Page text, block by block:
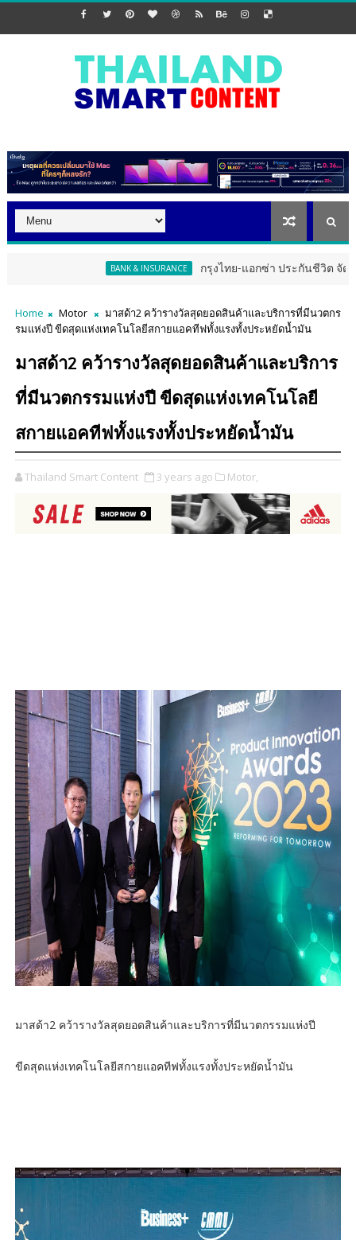
BANK & INSURANCE กรุงไทย-แอกซ่า ประกันชีวิต จัดงาน ERD
Home Motor
มาสด้า2 คว้ารางวัลสุดยอดสินค้าและบริการที่มีนวตกร
รมแห่งปี ขีดสุดแห่งเทคโนโลยีสกายแอคทีฟทั้งแรงทั้งประหยัดน้ำมัน
มาสด้า2 คว้ารางวัลสุดยอดสินค้าและบริการ
ที่มีนวตกรรมแห่งปี ขีดสุดแห่งเทคโนโลยี
สกายแอคทีฟทั้งแรงทั้งประหยัดน้ำมัน
Thailand Smart Content 3 years ago Motor,
มาสด้า2 คว้ารางวัลสุดยอดสินค้าและบริการที่มีนวตกรรมแห่งปี
ขีดสุดแห่งเทคโนโลยีสกายแอคทีฟทั้งแรงทั้งประหยัดน้ำมัน